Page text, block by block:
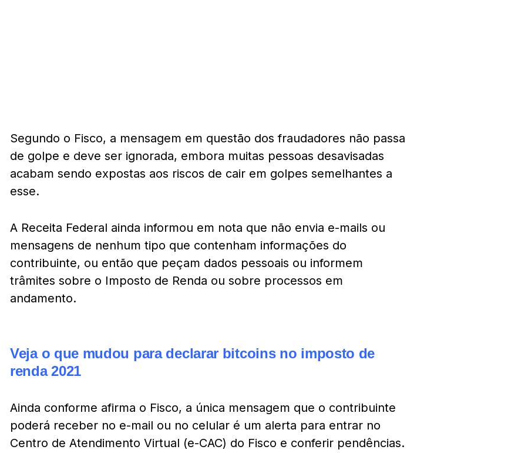
Segundo o Fisco, a mensagem em questão dos fraudadores não passa
de golpe e deve ser ignorada, embora muitas pessoas desavisadas
acabam sendo expostas aos riscos de cair em golpes semelhantes a
esse.
A Receita Federal ainda informou em nota que não envia e-mails ou
mensagens de nenhum tipo que contenham informações do
contribuinte, ou então que peçam dados pessoais ou informem
trâmites sobre o Imposto de Renda ou sobre processos em
andamento.
Veja o que mudou para declarar bitcoins no imposto de
renda 2021
Ainda conforme afirma o Fisco, a única mensagem que o contribuinte
poderá receber no e-mail ou no celular é um alerta para entrar no
Centro de Atendimento Virtual (e-CAC) do Fisco e conferir pendências.